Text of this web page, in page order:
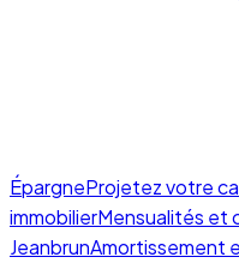
ÉpargneProjetez votre
immobilierMensualités et
JeanbrunAmortissement